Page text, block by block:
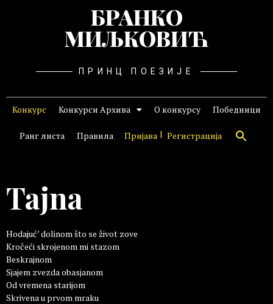
БРАНКО
МИЉКОВИЋ
ПРИНЦ ПОЕЗИЈЕ
Конкурс Конкурси Архива О конкурсу Победници
Ранг листа Правила Пријава Регистрација
Tajna
Hodajuć’ dolinom što se život zove
Kročeći skrojenom mi stazom
Beskrajnom
Sjajem zvezda obasjanom
Od vremena starijom
Skrivena u prvom mraku